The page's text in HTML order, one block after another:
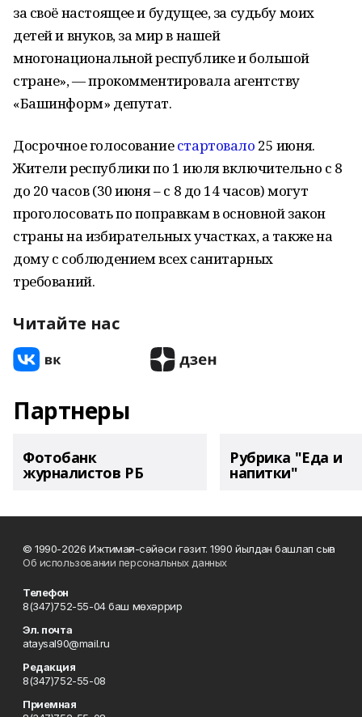
за своё настоящее и будущее, за судьбу моих
детей и внуков, за мир в нашей
многонациональной республике и большой
стране», — прокомментировала агентству
«Башинформ» депутат.
Досрочное голосованиестартовало 25 июня.
Жители республики по 1 июля включительно с 8
до 20 часов (30 июня – с 8 до 14 часов) могут
проголосовать по поправкам в основной закон
страны на избирательных участках, а также на
дому с соблюдением всех санитарных
требований.
Читайте нас
Партнеры
Фотобанк
журналистов РБ
Рубрика "Еда и
напитки"
© 1990-2026 Ижтимағи-сәйәси гәзит. 1990 йылдан башлап сыға
Об использовании персональных данных
Телефон
8(347)752-55-04 баш мөхәррир
Эл. почта
ataysal90@mail.ru
Редакция
8(347)752-55-08
Приемная